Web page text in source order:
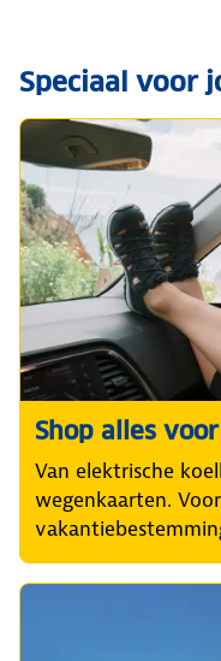
Speciaal voor
Shop alles
Van elektrische
wegenkaarten.